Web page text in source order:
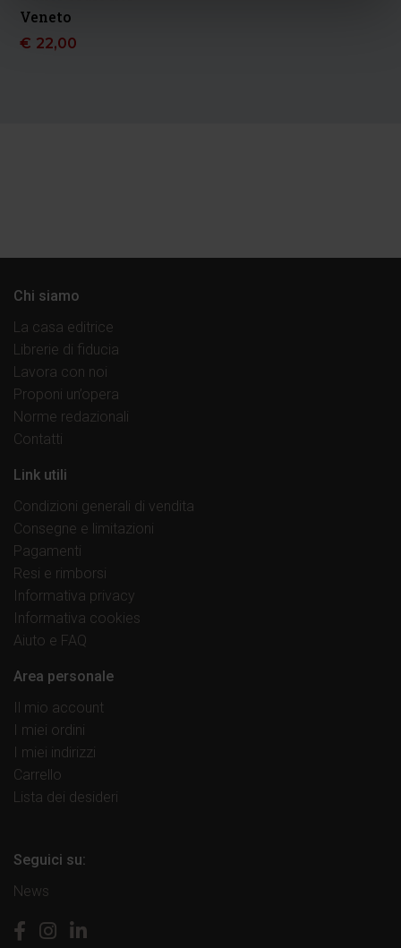
Veneto
€ 22,00
Chi siamo
La casa editrice
Librerie di fiducia
Lavora con noi
Proponi un’opera
Norme redazionali
Contatti
Link utili
Condizioni generali di vendita
Consegne e limitazioni
Pagamenti
Resi e rimborsi
Informativa privacy
Informativa cookies
Aiuto e FAQ
Area personale
Il mio account
I miei ordini
I miei indirizzi
Carrello
Lista dei desideri
Seguici su:
News